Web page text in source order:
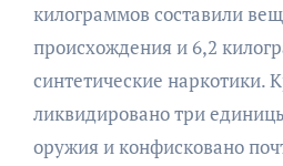
килограммов составили
происхождения и 6,2
синтетические наркотики.
ликвидировано три
оружия и конфисковано